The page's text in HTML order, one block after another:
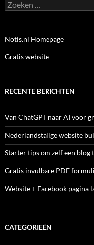
Zoeken
naar:
Notis.nl Homepage
Gratis website
RECENTE BERICHTEN
Van ChatGPT naar AI voor
Nederlandstalige website
Starter tips om zelf een blog
Gratis invulbare PDF
Website + Facebook pagina
CATEGORIEËN